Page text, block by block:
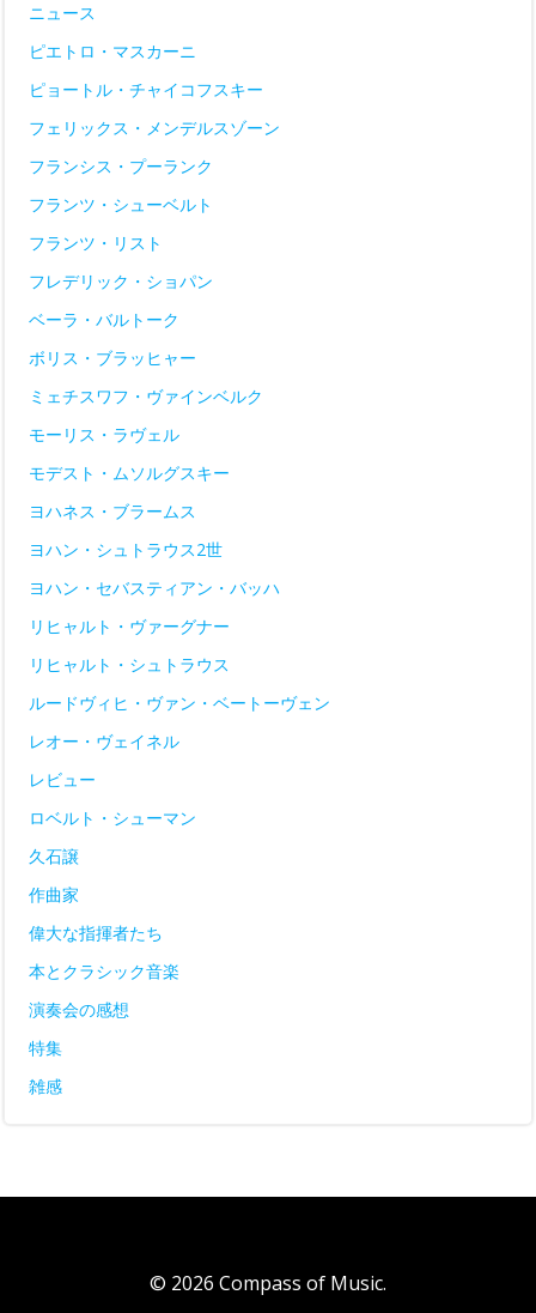
ニュース
ピエトロ・マスカーニ
ピョートル・チャイコフスキー
フェリックス・メンデルスゾーン
フランシス・プーランク
フランツ・シューベルト
フランツ・リスト
フレデリック・ショパン
ベーラ・バルトーク
ボリス・ブラッヒャー
ミェチスワフ・ヴァインベルク
モーリス・ラヴェル
モデスト・ムソルグスキー
ヨハネス・ブラームス
ヨハン・シュトラウス2世
ヨハン・セバスティアン・バッハ
リヒャルト・ヴァーグナー
リヒャルト・シュトラウス
ルードヴィヒ・ヴァン・ベートーヴェン
レオー・ヴェイネル
レビュー
ロベルト・シューマン
久石譲
作曲家
偉大な指揮者たち
本とクラシック音楽
演奏会の感想
特集
雑感
© 2026 Compass of Music.